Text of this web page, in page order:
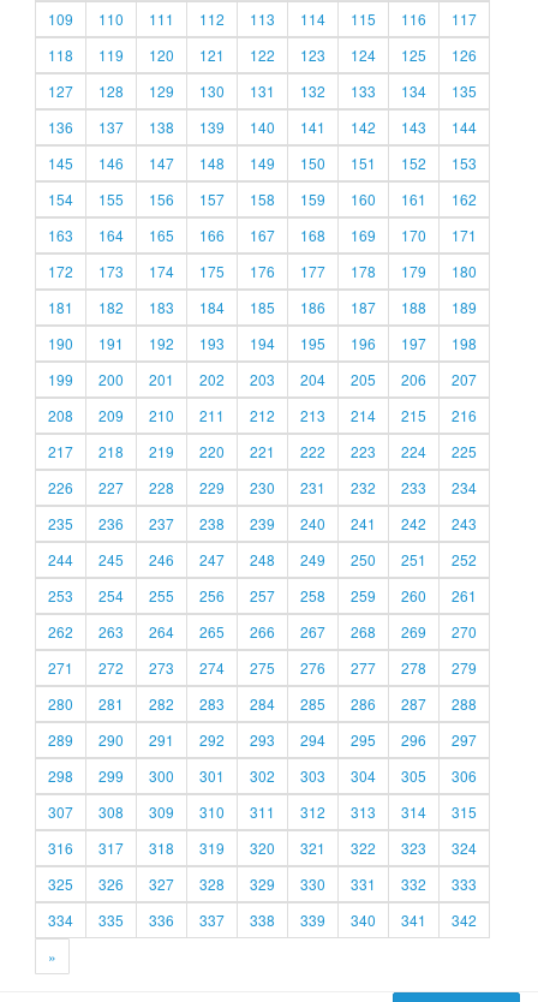
109
110 111 112 113 114 115 116
117
118
119 120 121 122 123 124 125
126
127
128 129 130 131 132 133 134
135
136
137 138 139 140 141 142 143
144
145
146 147 148 149 150 151 152
153
154
155 156 157 158 159 160 161
162
163
164 165 166 167 168 169 170
171
172
173 174 175 176 177 178 179
180
181
182 183 184 185 186 187 188
189
190
191 192 193 194 195 196 197
198
199
200 201 202 203 204 205 206
207
208
209 210 211 212 213 214 215
216
217
218 219 220 221 222 223 224
225
226
227 228 229 230 231 232 233
234
235
236 237 238 239 240 241 242
243
244
245 246 247 248 249 250 251
252
253
254 255 256 257 258 259 260
261
262
263 264 265 266 267 268 269
270
271
272 273 274 275 276 277 278
279
280
281 282 283 284 285 286 287
288
289
290 291 292 293 294 295 296
297
298
299 300 301 302 303 304 305
306
307
308 309 310 311 312 313 314
315
316
317 318 319 320 321 322 323
324
325
326 327 328 329 330 331 332
333
334
335 336 337 338 339 340 341
342
»